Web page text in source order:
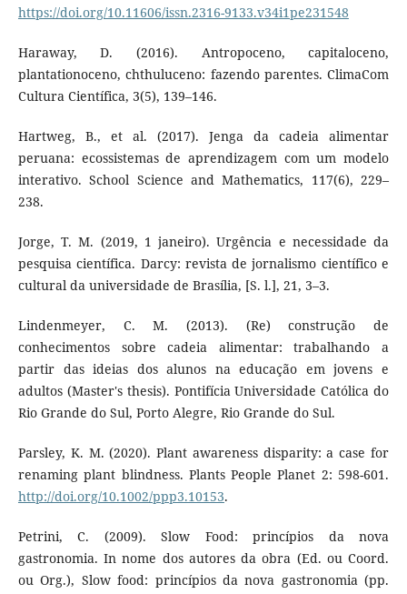
https://doi.org/10.11606/issn.2316-9133.v34i1pe231548
Haraway, D. (2016). Antropoceno, capitaloceno,
plantationoceno, chthuluceno: fazendo parentes. ClimaCom
Cultura Científica, 3(5), 139–146.
Hartweg, B., et al. (2017). Jenga da cadeia alimentar
peruana: ecossistemas de aprendizagem com um modelo
interativo. School Science and Mathematics, 117(6), 229–
238.
Jorge, T. M. (2019, 1 janeiro). Urgência e necessidade da
pesquisa científica. Darcy: revista de jornalismo científico e
cultural da universidade de Brasília, [S. l.], 21, 3–3.
Lindenmeyer, C. M. (2013). (Re) construção de
conhecimentos sobre cadeia alimentar: trabalhando a
partir das ideias dos alunos na educação em jovens e
adultos (Master's thesis). Pontifícia Universidade Católica do
Rio Grande do Sul, Porto Alegre, Rio Grande do Sul.
Parsley, K. M. (2020). Plant awareness disparity: a case for
renaming plant blindness. Plants People Planet 2: 598-601.
http://doi.org/10.1002/ppp3.10153.
Petrini, C. (2009). Slow Food: princípios da nova
gastronomia. In nome dos autores da obra (Ed. ou Coord.
ou Org.), Slow food: princípios da nova gastronomia (pp.